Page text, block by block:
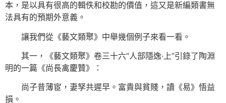
本，是以具有很高的輯佚和校勘的價值，這又是新編類書無
法具有的預期外意義。
讓我們從《藝文類聚》中舉幾個例子來看一看。
其一，《藝文類聚》卷三十六“人部隱逸·上”引錄了陶淵
明的一篇《尚長禽慶贊》：
尚子昔薄宦，妻孥共遲早。富貴與貧賤，讀《易》悟益
損。